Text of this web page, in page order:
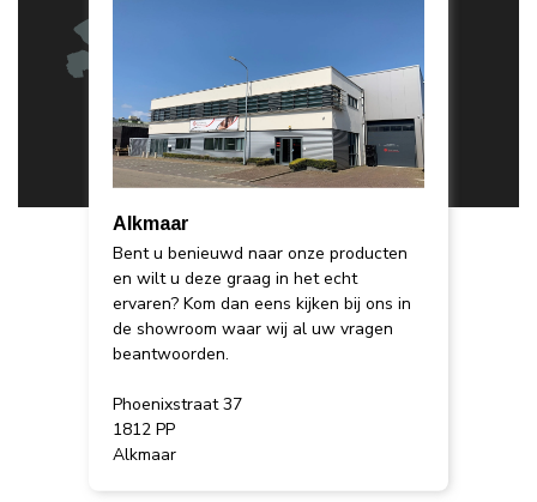
Alkmaar
Bent u benieuwd naar onze producten
en wilt u deze graag in het echt
ervaren? Kom dan eens kijken bij ons in
de showroom waar wij al uw vragen
beantwoorden.
Phoenixstraat 37
1812 PP
Alkmaar